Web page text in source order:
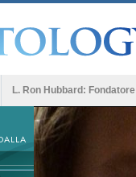
L. Ron Hubbard: Fondatore